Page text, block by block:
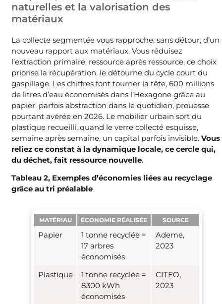
naturelles et la valorisation des
matériaux
La collecte segmentée vous rapproche, sans détour, d’un
nouveau rapport aux matériaux. Vous réduisez
l’extraction primaire, ressource après ressource, ce choix
priorise la récupération, le détourne du cycle court du
gaspillage. Les chiffres font tourner la tête, 600 millions
de litres d’eau économisés dans l’Hexagone grâce au
papier, parfois abstraction dans le quotidien, prouesse
pourtant avérée en 2026. Le mobilier urbain sort du
plastique recueilli, quand le verre collecté esquisse,
semaine après semaine, un capital parfois invisible. Vous
reliez ce constat à la dynamique locale, ce cercle qui,
du déchet, fait ressource nouvelle.
Tableau 2, Exemples d’économies liées au recyclage
grâce au tri préalable
MATÉRIAU ÉCONOMIE RÉALISÉE SOURCE
Papier
1 tonne recyclée =
17 arbres
économisés
Ademe,
2023
Plastique
1 tonne recyclée =
8300 kWh
économisés
CITEO,
2023